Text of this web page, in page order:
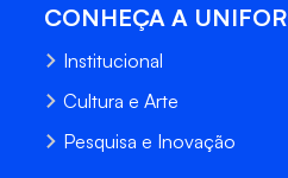
CONHEÇA A UNIFOR
Institucional
Cultura e Arte
Pesquisa e Inovação